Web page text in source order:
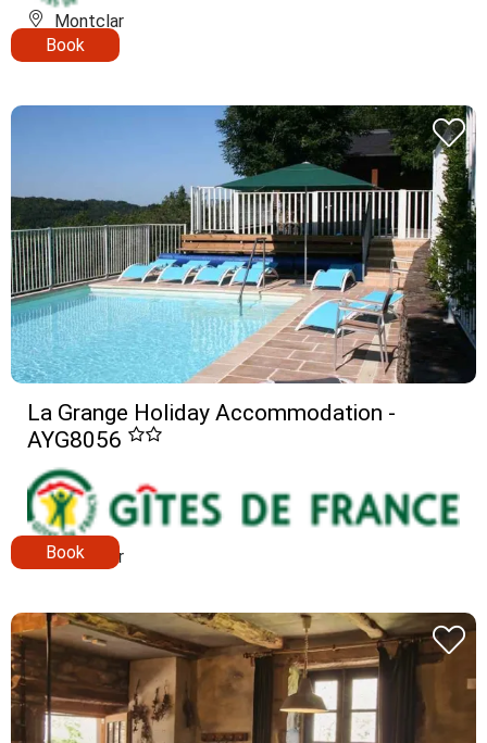
Montclar
Book
La Grange Holiday Accommodation -
AYG8056
Montclar
Book